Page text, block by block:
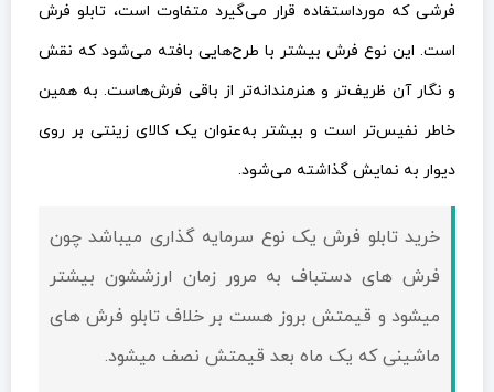
فرشی که مورداستفاده قرار می‌گیرد متفاوت است، تابلو فرش
است. این نوع فرش بیشتر با طرح‌هایی بافته می‌شود که نقش
و نگار آن ظریف‌تر و هنرمندانه‌تر از باقی فرش‌هاست. به همین
خاطر نفیس‌تر است و بیشتر به‌عنوان یک کالای زینتی بر روی
دیوار به نمایش گذاشته می‌شود.
خرید تابلو فرش یک نوع سرمایه گذاری میباشد چون
فرش های دستباف به مرور زمان ارزششون بیشتر
میشود و قيمتش بروز هست بر خلاف تابلو فرش های
ماشینی که یک ماه بعد قيمتش نصف میشود.